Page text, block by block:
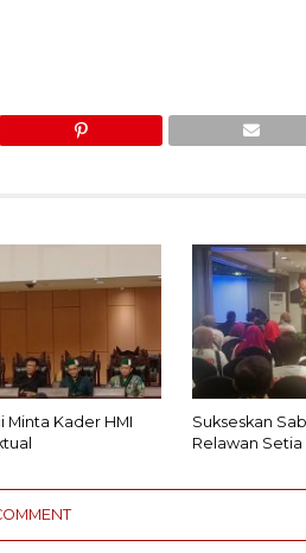
Minta Kader HMI
Sukseskan
Relawan